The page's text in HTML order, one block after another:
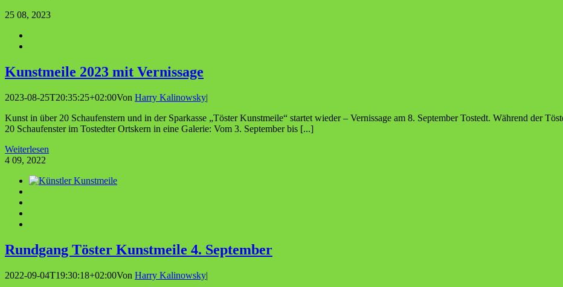
25 08, 2023
Kunst­mei­le 2023 mit Vernissage
2023-08-25T20:35:25+02:00Von Harry Kalinowsky|
Kunst in über 20 Schaufenstern und in der Sparkasse „Töster Kunstmeile“ startet wieder – Vernissage am 8. September Tostedt. Während der
20 Schaufenster im Tostedter Ortskern in eine Galerie: Vom 3. September bis [...]
Weiterlesen
4 09, 2022
Rund­gang Tös­ter Kunst­mei­le 4. September
2022-09-04T19:30:18+02:00Von Harry Kalinowsky|